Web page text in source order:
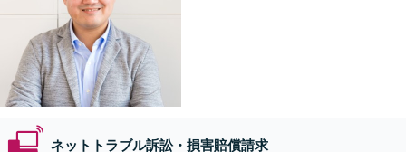
ネットトラブル訴訟・損害賠償請求